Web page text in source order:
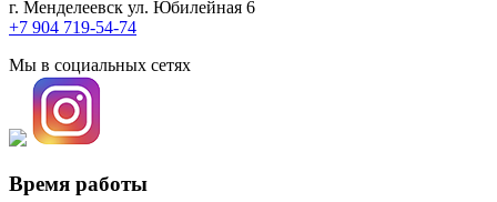
г. Менделеевск ул. Юбилейная 6
+7 904 719-54-74
Мы в социальных сетях
Время работы